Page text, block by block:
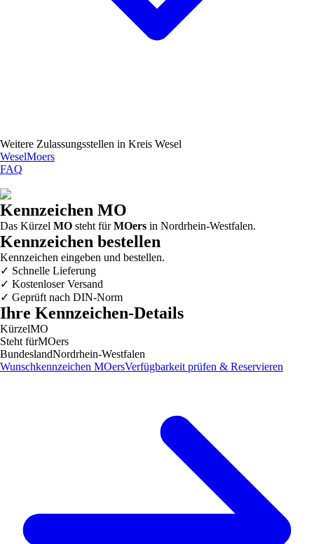
Weitere Zulassungsstellen in Kreis Wesel
WeselMoers
FAQ
Kennzeichen MO
Das Kürzel MO steht fürMOers in Nordrhein-Westfalen.
Kennzeichen bestellen
Kennzeichen eingeben und bestellen.
✓ Schnelle Lieferung
✓ Kostenloser Versand
✓ Geprüft nach DIN-Norm
Ihre Kennzeichen-Details
KürzelMO
Steht fürMOers
BundeslandNordrhein-Westfalen
Wunschkennzeichen MOersVerfügbarkeit prüfen & Reservieren